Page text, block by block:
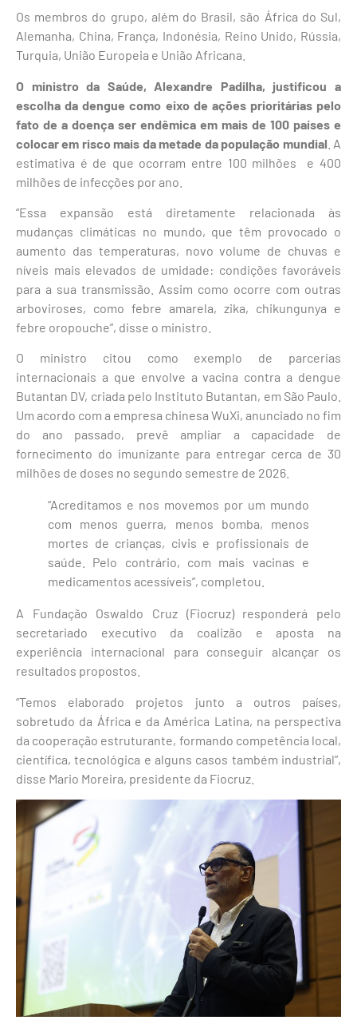
Os membros do grupo, além do Brasil, são África do Sul,
Alemanha, China, França, Indonésia, Reino Unido, Rússia,
Turquia, União Europeia e União Africana.
O ministro da Saúde, Alexandre Padilha, justificou a
escolha da dengue como eixo de ações prioritárias pelo
fato de a doença ser endêmica em mais de 100 países e
colocar em risco mais da metade da população mundial . A
estimativa é de que ocorram entre 100 milhões e 400
milhões de infecções por ano.
“Essa expansão está diretamente relacionada às
mudanças climáticas no mundo, que têm provocado o
aumento das temperaturas, novo volume de chuvas e
níveis mais elevados de umidade: condições favoráveis
para a sua transmissão. Assim como ocorre com outras
arboviroses, como febre amarela, zika, chikungunya e
febre oropouche”, disse o ministro.
O ministro citou como exemplo de parcerias
internacionais a que envolve a vacina contra a dengue
Butantan DV, criada pelo Instituto Butantan, em São Paulo.
Um acordo com a empresa chinesa WuXi, anunciado no fim
do ano passado, prevê ampliar a capacidade de
fornecimento do imunizante para entregar cerca de 30
milhões de doses no segundo semestre de 2026.
“Acreditamos e nos movemos por um mundo
com menos guerra, menos bomba, menos
mortes de crianças, civis e profissionais de
saúde. Pelo contrário, com mais vacinas e
medicamentos acessíveis”, completou.
A Fundação Oswaldo Cruz (Fiocruz) responderá pelo
secretariado executivo da coalizão e aposta na
experiência internacional para conseguir alcançar os
resultados propostos.
“Temos elaborado projetos junto a outros países,
sobretudo da África e da América Latina, na perspectiva
da cooperação estruturante, formando competência local,
científica, tecnológica e alguns casos também industrial”,
disse Mario Moreira, presidente da Fiocruz.